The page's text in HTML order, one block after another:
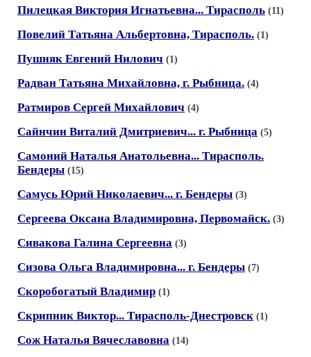
Пилецкая Виктория Игнатьевна... Тирасполь (11)
Повелий Татьяна Альбертовна, Тирасполь. (1)
Пушняк Евгений Нилович (1)
Радван Татьяна Михайловна, г. Рыбница. (4)
Ратмиров Сергей Михайлович (4)
Сайнчин Виталий Дмитриевич... г. Рыбница (5)
Самоний Наталья Анатольевна... Тирасполь.
Бендеры (15)
Самусь Юрий Николаевич... г. Бендеры (3)
Сергеева Оксана Владимировна, Первомайск. (3)
Сивакова Галина Сергеевна (3)
Сизова Ольга Владимировна... г. Бендеры (7)
Скоробогатый Владимир (1)
Скрипник Виктор... Тирасполь-Днестровск (1)
Сож Наталья Вячеславовна (14)